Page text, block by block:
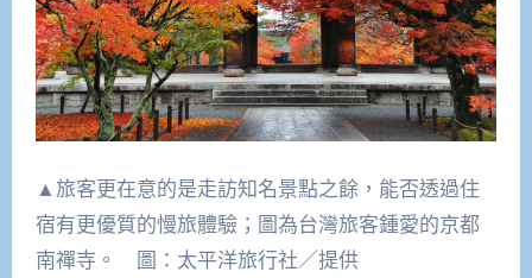
▲旅客更在意的是走訪知名景點之餘，能否透過住
宿有更優質的慢旅體驗；圖為台灣旅客鍾愛的京都
南禪寺。 圖：太平洋旅行社／提供